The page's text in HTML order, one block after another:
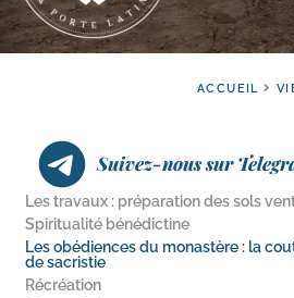
ACCUEIL
Suivez-nous sur
Les travaux : préparation des sols
Spiritualité bénédictine
Les obédiences du monastère : la
de sacristie
Récréation